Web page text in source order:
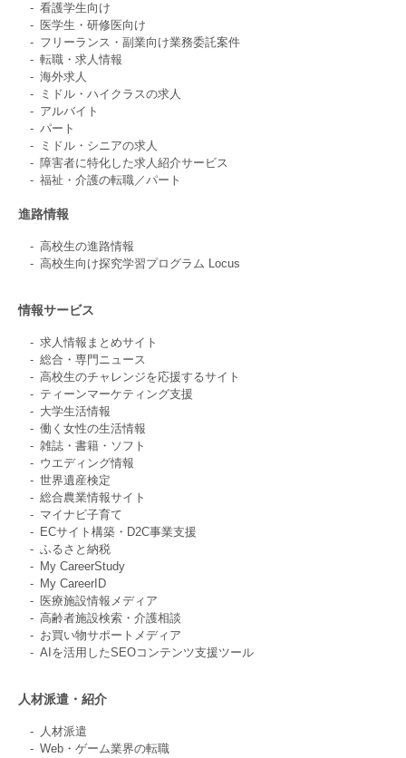
看護学生向け
医学生・研修医向け
フリーランス・副業向け業務委託案件
転職・求人情報
海外求人
ミドル・ハイクラスの求人
アルバイト
パート
ミドル・シニアの求人
障害者に特化した求人紹介サービス
福祉・介護の転職／パート
進路情報
高校生の進路情報
高校生向け探究学習プログラム Locus
情報サービス
求人情報まとめサイト
総合・専門ニュース
高校生のチャレンジを応援するサイト
ティーンマーケティング支援
大学生活情報
働く女性の生活情報
雑誌・書籍・ソフト
ウエディング情報
世界遺産検定
総合農業情報サイト
マイナビ子育て
ECサイト構築・D2C事業支援
ふるさと納税
My CareerStudy
My CareerID
医療施設情報メディア
高齢者施設検索・介護相談
お買い物サポートメディア
AIを活用したSEOコンテンツ支援ツール
人材派遣・紹介
人材派遣
Web・ゲーム業界の転職